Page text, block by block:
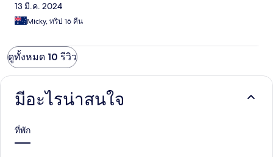
13 มี.ค. 2024
Micky, ทริป 16 คืน
ดูทั้งหมด 10 รีวิว
มีอะไรน่าสนใจ
ที่พัก